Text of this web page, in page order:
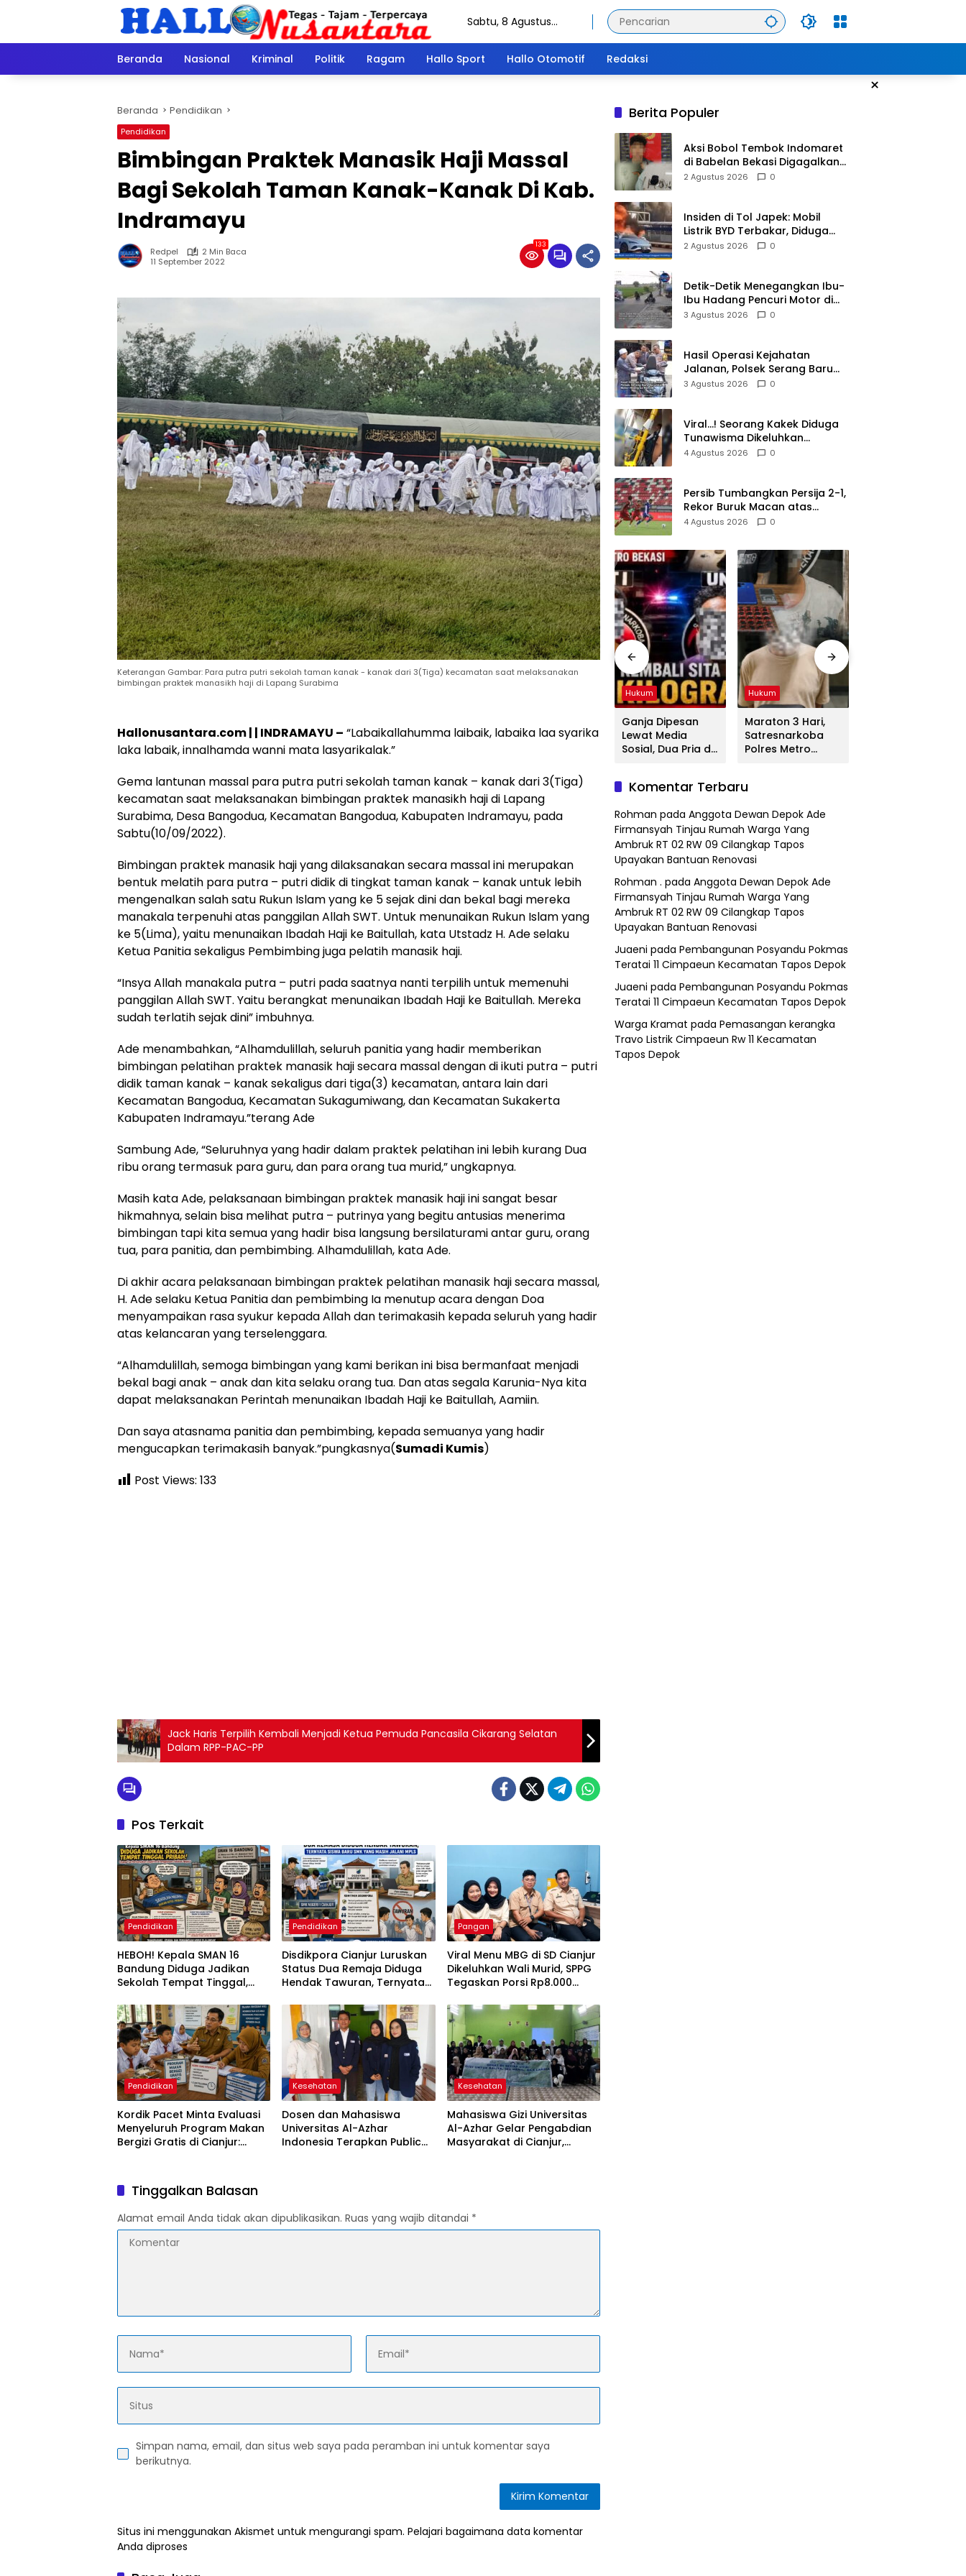
Sabtu, 8 Agustus
Beranda
Nasional Kriminal Politik Ragam Hallo Sport Hallo Otomotif Redaksi
×
Beranda Pendidikan
Pendidikan
Bimbingan Praktek Manasik Haji Massal
Bagi Sekolah Taman Kanak-Kanak Di Kab.
Indramayu
Redpel
2 Min Baca
11 September 2022
133
Keterangan Gambar: Para putra putri sekolah taman kanak - kanak dari 3(Tiga) kecamatan saat melaksanakan
bimbingan praktek manasikh haji di Lapang Surabima
Hallonusantara.com | | INDRAMAYU – “Labaikallahumma laibaik, labaika laa syarika
laka labaik, innalhamda wanni mata lasyarikalak.”
Gema lantunan massal para putra putri sekolah taman kanak – kanak dari 3(Tiga)
kecamatan saat melaksanakan bimbingan praktek manasikh haji di Lapang
Surabima, Desa Bangodua, Kecamatan Bangodua, Kabupaten Indramayu, pada
Sabtu(10/09/2022).
Bimbingan praktek manasik haji yang dilaksanakan secara massal ini merupakan
bentuk melatih para putra – putri didik di tingkat taman kanak – kanak untuk lebih
mengenalkan salah satu Rukun Islam yang ke 5 sejak dini dan bekal bagi mereka
manakala terpenuhi atas panggilan Allah SWT. Untuk menunaikan Rukun Islam yang
ke 5(Lima), yaitu menunaikan Ibadah Haji ke Baitullah, kata Utstadz H. Ade selaku
Ketua Panitia sekaligus Pembimbing juga pelatih manasik haji.
“Insya Allah manakala putra – putri pada saatnya nanti terpilih untuk memenuhi
panggilan Allah SWT. Yaitu berangkat menunaikan Ibadah Haji ke Baitullah. Mereka
sudah terlatih sejak dini” imbuhnya.
Ade menambahkan, “Alhamdulillah, seluruh panitia yang hadir memberikan
bimbingan pelatihan praktek manasik haji secara massal dengan di ikuti putra – putri
didik taman kanak – kanak sekaligus dari tiga(3) kecamatan, antara lain dari
Kecamatan Bangodua, Kecamatan Sukagumiwang, dan Kecamatan Sukakerta
Kabupaten Indramayu.”terang Ade
Sambung Ade, “Seluruhnya yang hadir dalam praktek pelatihan ini lebih kurang Dua
ribu orang termasuk para guru, dan para orang tua murid,” ungkapnya.
Masih kata Ade, pelaksanaan bimbingan praktek manasik haji ini sangat besar
hikmahnya, selain bisa melihat putra – putrinya yang begitu antusias menerima
bimbingan tapi kita semua yang hadir bisa langsung bersilaturami antar guru, orang
tua, para panitia, dan pembimbing. Alhamdulillah, kata Ade.
Di akhir acara pelaksanaan bimbingan praktek pelatihan manasik haji secara massal,
H. Ade selaku Ketua Panitia dan pembimbing Ia menutup acara dengan Doa
menyampaikan rasa syukur kepada Allah dan terimakasih kepada seluruh yang hadir
atas kelancaran yang terselenggara.
“Alhamdulillah, semoga bimbingan yang kami berikan ini bisa bermanfaat menjadi
bekal bagi anak – anak dan kita selaku orang tua. Dan atas segala Karunia-Nya kita
dapat melaksanakan Perintah menunaikan Ibadah Haji ke Baitullah, Aamiin.
Dan saya atasnama panitia dan pembimbing, kepada semuanya yang hadir
mengucapkan terimakasih banyak.”pungkasnya(Sumadi Kumis)
Post Views: 133
Jack Haris Terpilih Kembali Menjadi Ketua Pemuda Pancasila Cikarang Selatan
Dalam RPP-PAC-PP
Pos Terkait
Pendidikan
HEBOH! Kepala SMAN 16
Bandung Diduga Jadikan
Sekolah Tempat Tinggal,
Legalitas dan Penggunaan
Fasilitas Negara
Pendidikan
Disdikpora Cianjur Luruskan
Status Dua Remaja Diduga
Hendak Tawuran, Ternyata
Jalani MPLS
Pangan
Viral Menu MBG di SD Cianjur
Dikeluhkan Wali Murid, SPPG
Tegaskan Porsi Rp8.000
Pendidikan
Kordik Pacet Minta Evaluasi
Menyeluruh Program Makan
Bergizi Gratis di Cianjur:
Kesehatan
Dosen dan Mahasiswa
Universitas Al-Azhar
Indonesia Terapkan Public
Kesehatan
Mahasiswa Gizi Universitas
Al-Azhar Gelar Pengabdian
Masyarakat di Cianjur,
Tinggalkan Balasan
Alamat email Anda tidak akan dipublikasikan. Ruas yang wajib ditandai *
Simpan nama, email, dan situs web saya pada peramban ini untuk komentar saya
berikutnya.
Situs ini menggunakan Akismet untuk mengurangi spam. Pelajari bagaimana data komentar
Anda diproses
Berita Populer
Aksi Bobol Tembok Indomaret
di Babelan Bekasi Digagalkan
Satpam dan Warga, Dua
2 Agustus 2026 0
Insiden di Tol Japek: Mobil
Listrik BYD Terbakar, Diduga
Gangguan Korsleting Listrik
2 Agustus 2026 0
Detik-Detik Menegangkan Ibu-
Ibu Hadang Pencuri Motor di
Purwasari Karawang, Pelaku
3 Agustus 2026 0
Hasil Operasi Kejahatan
Jalanan, Polsek Serang Baru
Serahkan Motor Hilang ke
3 Agustus 2026 0
Viral…! Seorang Kakek Diduga
Tunawisma Dikeluhkan
Penumpang dan Turun dari
4 Agustus 2026 0
Persib Tumbangkan Persija 2-1,
Rekor Buruk Macan atas
Maung Berlanjut
4 Agustus 2026 0
Sosok Terduga
Pembunuh Lansia
Ternyata Oknum
Polisi Tetangga
Korban
Kakek Diduga
Tunawisma
Penumpang dan
Turun dari
TransJakarta
Karena Bau
Kejahatan
Jalanan, Polsek
Serahkan Motor
Hilang ke Pemilik
Menegangkan
Purwasari
Karawang, Pelaku
Lolos di Tengah
Keramaian!
Hukum
Ganja Dipesan
Lewat Media
Sosial, Dua Pria di
Satresnarkoba
Bekasi
Hukum
Maraton 3 Hari,
Satresnarkoba
Polres Metro
Ganja, dan
Komentar Terbaru
Rohman pada Anggota Dewan Depok Ade
Firmansyah Tinjau Rumah Warga Yang
Ambruk RT 02 RW 09 Cilangkap Tapos
Upayakan Bantuan Renovasi
Rohman . pada Anggota Dewan Depok Ade
Firmansyah Tinjau Rumah Warga Yang
Ambruk RT 02 RW 09 Cilangkap Tapos
Upayakan Bantuan Renovasi
Juaeni pada Pembangunan Posyandu Pokmas
Teratai 11 Cimpaeun Kecamatan Tapos Depok
Juaeni pada Pembangunan Posyandu Pokmas
Teratai 11 Cimpaeun Kecamatan Tapos Depok
Warga Kramat pada Pemasangan kerangka
Travo Listrik Cimpaeun Rw 11 Kecamatan
Tapos Depok